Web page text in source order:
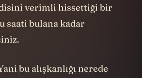
verimli hissettiği bir
saati bulana kadar
bu alışkanlığı nerede